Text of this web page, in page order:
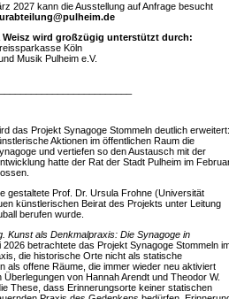
2027 kann die Ausstellung auf Anfrage besucht
Weisz wird großzügig unterstützt durch:
Köln
Musik Pulheim e.V.
das Projekt Synagoge Stommeln deutlich erweitert:
Aktionen im öffentlichen Raum die
und vertiefen so den Austausch mit der
hatte der Rat der Stadt Pulheim im
gestaltete Prof. Dr. Ursula Frohne (Universität
künstlerischen Beirat des Projekts unter Leitung
berufen wurde.
Kunst als Denkmalpraxis: Die Synagoge in
2026 betrachtete das Projekt Synagoge Stommeln
die historische Orte nicht als statische
als offene Räume, die immer wieder neu aktiviert
von Hannah Arendt und Theodor W.
These, dass Erinnerungsorte keiner statischen